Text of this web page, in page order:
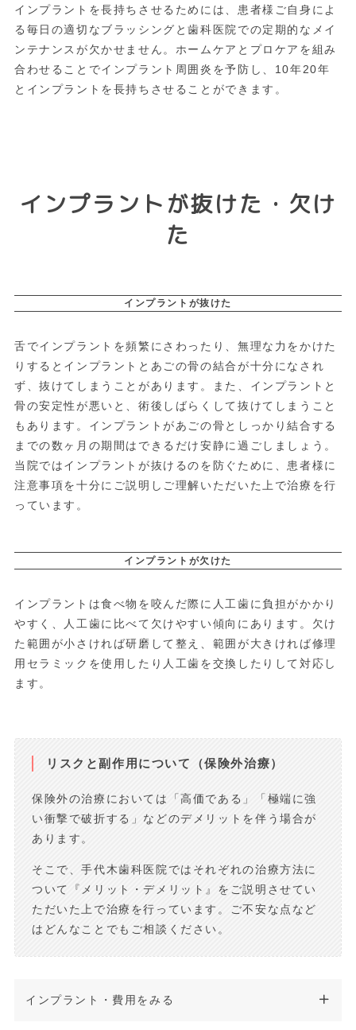
インプラントを長持ちさせるためには、患者様ご自身によ
る毎日の適切なブラッシングと歯科医院での定期的なメイ
ンテナンスが欠かせません。ホームケアとプロケアを組み
合わせることでインプラント周囲炎を予防し、10年20年
とインプラントを長持ちさせることができます。
インプラントが抜けた・欠け
た
インプラントが抜けた
舌でインプラントを頻繁にさわったり、無理な力をかけた
りするとインプラントとあごの骨の結合が十分になされ
ず、抜けてしまうことがあります。また、インプラントと
骨の安定性が悪いと、術後しばらくして抜けてしまうこと
もあります。インプラントがあごの骨としっかり結合する
までの数ヶ月の期間はできるだけ安静に過ごしましょう。
当院ではインプラントが抜けるのを防ぐために、患者様に
注意事項を十分にご説明しご理解いただいた上で治療を行
っています。
インプラントが欠けた
インプラントは食べ物を咬んだ際に人工歯に負担がかかり
やすく、人工歯に比べて欠けやすい傾向にあります。欠け
た範囲が小さければ研磨して整え、範囲が大きければ修理
用セラミックを使用したり人工歯を交換したりして対応し
ます。
リスクと副作用について（保険外治療）
保険外の治療においては「高価である」「極端に強
い衝撃で破折する」などのデメリットを伴う場合が
あります。
そこで、手代木歯科医院ではそれぞれの治療方法に
ついて『メリット・デメリット』をご説明させてい
ただいた上で治療を行っています。ご不安な点など
はどんなことでもご相談ください。
インプラント・費用をみる